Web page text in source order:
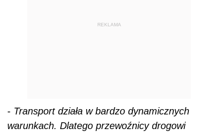
REKLAMA
- Transport działa w bardzo dynamicznych
warunkach. Dlatego przewoźnicy drogowi